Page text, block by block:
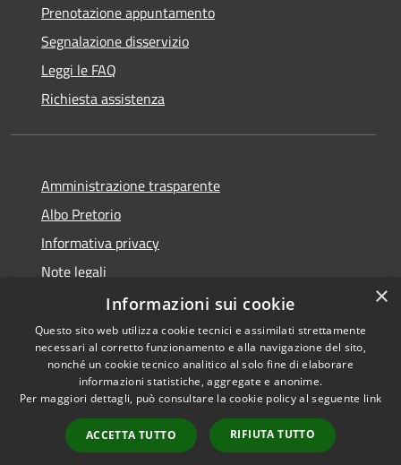
Prenotazione appuntamento
Segnalazione disservizio
Leggi le FAQ
Richiesta assistenza
Amministrazione trasparente
Albo Pretorio
Informativa privacy
Note legali
Dichiarazione di accessibilità
RSS
Accessibilità
Copyright © 2021 • Città
di San Benedetto Po •
Powered byMunicipium
Accesso redazione
×
Informazioni sui cookie
Questo sito web utilizza cookie tecnici e assimilati strettamente
necessari al corretto funzionamento e alla navigazione del sito,
nonché un cookie tecnico analitico al solo fine di elaborare
informazioni statistiche, aggregate e anonime.
Per maggiori dettagli, può consultare la cookie policy al seguente link
ACCETTA TUTTO RIFIUTA TUTTO